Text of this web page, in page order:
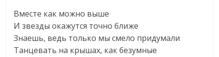
Вместе как можно выше
И звезды окажутся точно ближе
Знаешь, ведь только мы смело придумали
Танцевать на крышах, как безумные